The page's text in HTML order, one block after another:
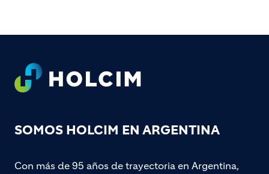
Footer
SOMOS HOLCIM EN ARGENTINA
Con más de 95 años de trayectoria en Argentina,